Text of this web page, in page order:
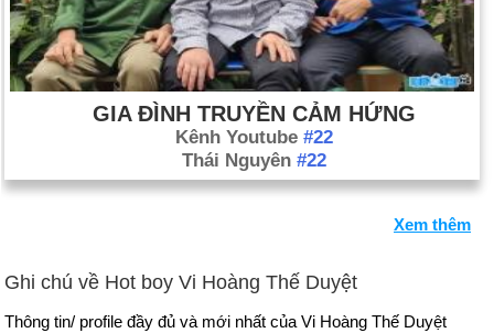
GIA ĐÌNH TRUYỀN CẢM HỨNG
Kênh Youtube #22
Thái Nguyên #22
Xem thêm
Ghi chú về Hot boy Vi Hoàng Thế Duyệt
Thông tin/ profile đầy đủ và mới nhất của Vi Hoàng Thế Duyệt